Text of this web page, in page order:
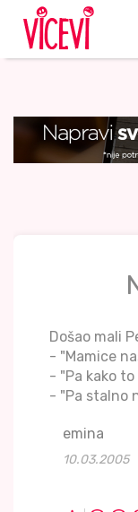
Došao mali
- "Mamice
- "Pa kako to
- "Pa stalno
emina
10.03.2005